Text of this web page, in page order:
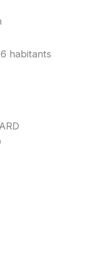
habitants